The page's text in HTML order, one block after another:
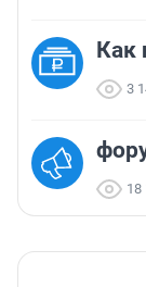
Как
3
18